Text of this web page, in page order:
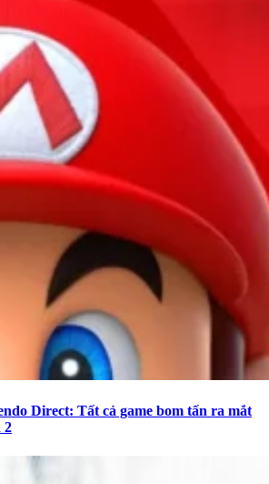
Direct: Tất cả game bom tấn ra mắt
2